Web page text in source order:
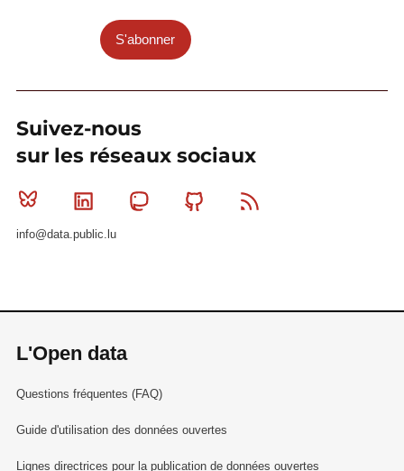
S'abonner
Suivez-nous
sur les réseaux sociaux
Bluesky Linkedin MastodonGithub
info@data.public.lu
L'Open data
Questions fréquentes (FAQ)
Guide d'utilisation des données ouvertes
Lignes directrices pour la publication de données ouvertes